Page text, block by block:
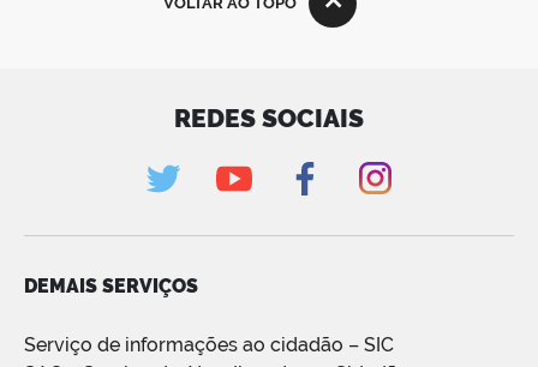
REDES SOCIAIS
DEMAIS SERVIÇOS
Serviço de informações ao cidadão – SIC